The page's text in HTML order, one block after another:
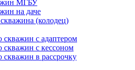
МГБУ
на даче
(колодец)
скважин с адаптером
скважин с кессоном
скважин в рассрочку